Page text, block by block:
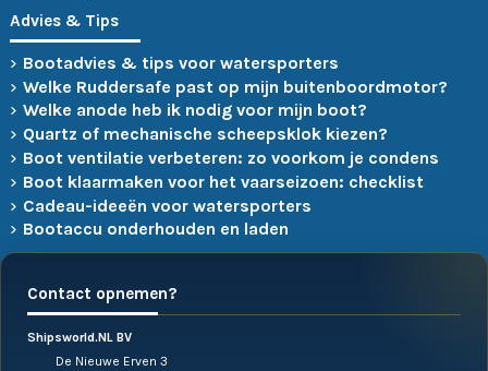
Advies & Tips
Bootadvies & tips voor watersporters
Welke Ruddersafe past op mijn buitenboordmotor?
Welke anode heb ik nodig voor mijn boot?
Quartz of mechanische scheepsklok kiezen?
Boot ventilatie verbeteren: zo voorkom je condens
Boot klaarmaken voor het vaarseizoen: checklist
Cadeau-ideeën voor watersporters
Bootaccu onderhouden en laden
Contact opnemen?
Shipsworld.NL BV
De Nieuwe Erven 3